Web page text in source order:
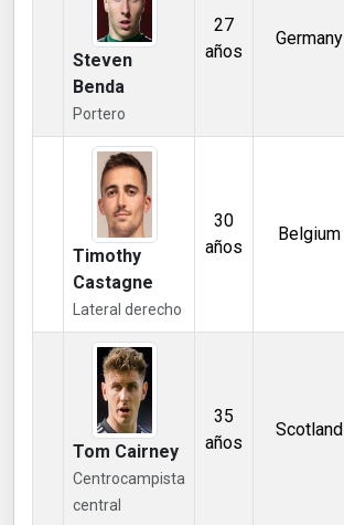
Steven
Benda
Portero
27
años
Germany
Timothy
Castagne
Lateral derecho
30
años
Belgium
Tom Cairney
Centrocampista
central
35
años
Scotland